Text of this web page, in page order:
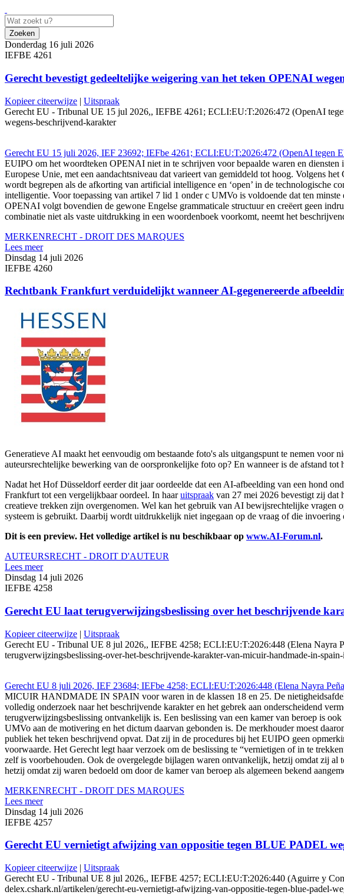
Zoeken
Donderdag 16 juli 2026
IEFBE 4261
Gerecht bevestigt gedeeltelijke weigering van het teken OPENAI
Kopieer citeerwijze | Uitspraak
Gerecht EU - Tribunal UE 15 jul 2026,, IEFBE 4261; ECLI:EU:T:2026:472 (OpenAI
wegens-beschrijvend-karakter
Gerecht EU 15 juli 2026, IEF 23692; IEFbe 4261; ECLI:EU:T:2026:472 (OpenAI tegen
EUIPO om het woordteken OPENAI niet in te schrijven voor bepaalde waren en
Europese Unie, met een aandachtsniveau dat varieert van gemiddeld tot hoog. Volgens
wordt begrepen als de afkorting van artificial intelligence en ‘open’ in de technologische
intelligentie. Voor toepassing van artikel 7 lid 1 onder c UMVo is voldoende dat ten
OPENAI volgt bovendien de gewone Engelse grammaticale structuur en creëert geen
combinatie niet als vaste uitdrukking in een woordenboek voorkomt, neemt het
MERKENRECHT - DROIT DES MARQUES
Lees meer
Dinsdag 14 juli 2026
IEFBE 4260
Rechtbank Frankfurt verduidelijkt wanneer AI-gegenereerde
Generatieve AI maakt het eenvoudig om bestaande foto's als uitgangspunt te nemen voor
auteursrechtelijke bewerking van de oorspronkelijke foto op? En wanneer is de afstand
Nadat het Hof Düsseldorf eerder dit jaar oordeelde dat een AI-afbeelding van een hond
Frankfurt tot een vergelijkbaar oordeel. In haaruitspraak van 27 mei 2026 bevestigt zij dat
creatieve trekken zijn overgenomen. Wel kan het gebruik van AI bewijsrechtelijke vragen
systeem is gebruikt. Daarbij wordt uitdrukkelijk niet ingegaan op de vraag of die
Dit is een preview. Het volledige artikel is nu beschikbaar op www.AI-Forum.nl.
AUTEURSRECHT - DROIT D'AUTEUR
Lees meer
Dinsdag 14 juli 2026
IEFBE 4258
Gerecht EU laat terugverwijzingsbeslissing over het beschrijvende
Kopieer citeerwijze | Uitspraak
Gerecht EU - Tribunal UE 8 jul 2026,, IEFBE 4258; ECLI:EU:T:2026:448 (Elena Nayra
terugverwijzingsbeslissing-over-het-beschrijvende-karakter-van-micuir-handmade-in-spain-
Gerecht EU 8 juli 2026, IEF 23684; IEFbe 4258; ECLI:EU:T:2026:448 (Elena Nayra
MICUIR HANDMADE IN SPAIN voor waren in de klassen 18 en 25. De
volledig onderzoek naar het beschrijvende karakter en het gebrek aan onderscheidend
terugverwijzingsbeslissing ontvankelijk is. Een beslissing van een kamer van beroep is
UMVo aan de motivering en het dictum daarvan gebonden is. De merkhouder moest
publiek het teken beschrijvend opvat. Dat zij in de procedures bij het EUIPO geen
voorwaarde. Het Gerecht legt haar verzoek om de beslissing te “vernietigen of in te
zelf is voorbehouden. Ook de overgelegde bijlagen waren ontvankelijk, hetzij omdat zij
hetzij omdat zij waren bedoeld om door de kamer van beroep als algemeen bekend
MERKENRECHT - DROIT DES MARQUES
Lees meer
Dinsdag 14 juli 2026
IEFBE 4257
Gerecht EU vernietigt afwijzing van oppositie tegen BLUE PADEL
Kopieer citeerwijze | Uitspraak
Gerecht EU - Tribunal UE 8 jul 2026,, IEFBE 4257; ECLI:EU:T:2026:440 (Aguirre y
delex.cshark.nl/artikelen/gerecht-eu-vernietigt-afwijzing-van-oppositie-tegen-blue-padel-